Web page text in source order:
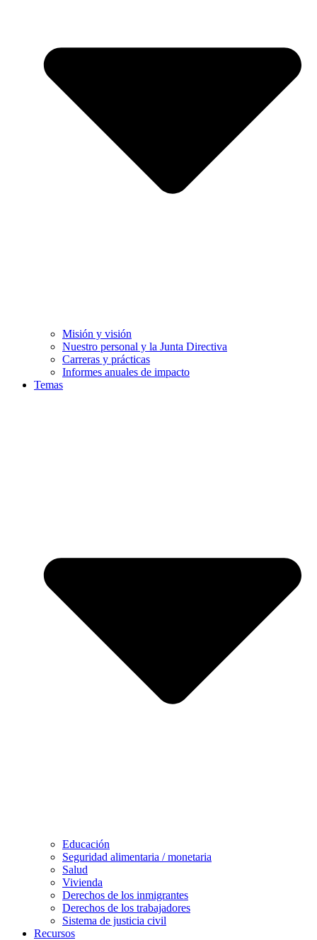
Misión y visión
Nuestro personal y la Junta Directiva
Carreras y prácticas
Informes anuales de impacto
Temas
Educación
Seguridad alimentaria / monetaria
Salud
Vivienda
Derechos de los inmigrantes
Derechos de los trabajadores
Sistema de justicia civil
Recursos